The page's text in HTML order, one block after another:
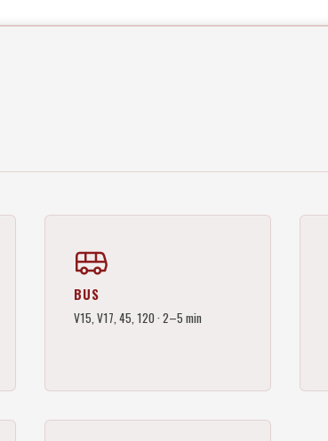
BUS
V15, V17, 45, 120 · 2–5 min